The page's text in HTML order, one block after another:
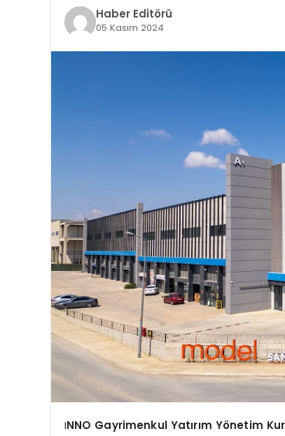
Haber Editörü
05 Kasım 2024
INNO Gayrimenkul Yatırım Yönetim